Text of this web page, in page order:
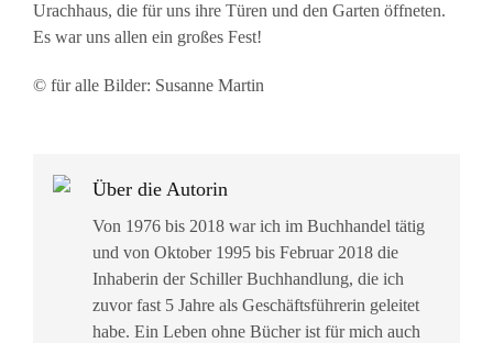
Urachhaus, die für uns ihre Türen und den Garten öffneten.
Es war uns allen ein großes Fest!
© für alle Bilder: Susanne Martin
Über die Autorin
Von 1976 bis 2018 war ich im Buchhandel tätig
und von Oktober 1995 bis Februar 2018 die
Inhaberin der Schiller Buchhandlung, die ich
zuvor fast 5 Jahre als Geschäftsführerin geleitet
habe. Ein Leben ohne Bücher ist für mich auch